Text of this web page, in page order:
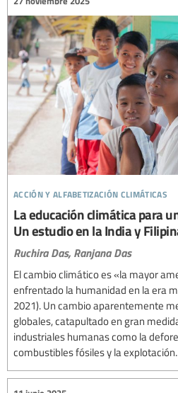
acción y alfabetización climáticas
La educación climática para
Un estudio en la India y
Ruchira Das, Ranjana Das
El cambio climático es «la mayor
enfrentado la humanidad en la era
2021). Un cambio aparentemente
globales, catapultado en gran
industriales humanas como la
combustibles fósiles y la